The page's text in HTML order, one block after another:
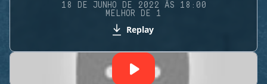
18 DE JUNHO DE 2022 ÀS 18:00
MELHOR DE 1
Replay